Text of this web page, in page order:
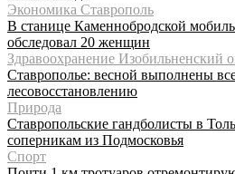
Экономика Ставрополь
В станице Каменнобродской
обследовал 20 женщин
Здравоохранение Изобильненский
Ставрополье: весной выполнены
лесовосстановлению
Природа
Ставропольские гандболисты в
соперникам из Подмосковья
Спорт